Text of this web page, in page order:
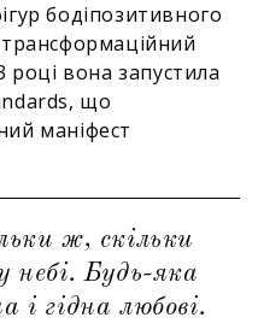
бодіпозитивного
році вона запустила
що
маніфест
ж, скільки
небі. Будь-яка
і гідна любові.